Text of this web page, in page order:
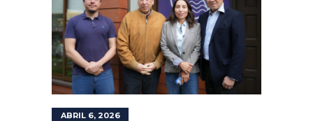
ABRIL 6, 2026